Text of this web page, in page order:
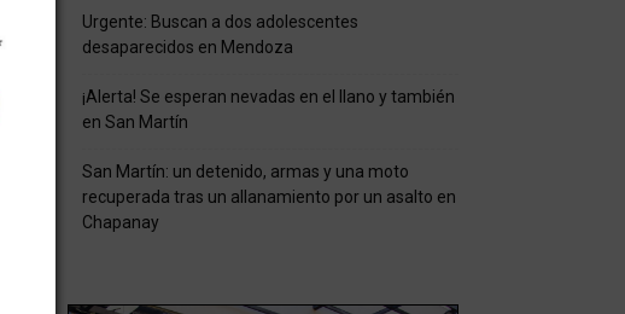
Urgente: Buscan a dos adolescentes
desaparecidos en Mendoza
¡Alerta! Se esperan nevadas en el llano y también
en San Martín
San Martín: un detenido, armas y una moto
recuperada tras un allanamiento por un asalto en
Chapanay